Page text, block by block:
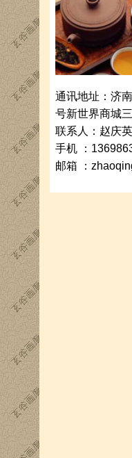
通讯地址：济
号新世界商城
联系人：赵庆英
手机 ：
邮箱 ：